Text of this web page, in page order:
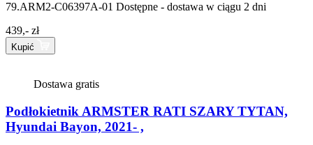
79.ARM2-C06397A-01 Dostępne - dostawa w ciągu 2 dni
439,- zł
Kupić
Dostawa gratis
Podłokietnik ARMSTER RATI SZARY TYTAN,
Hyundai Bayon, 2021- ,